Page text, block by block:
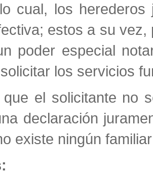
cual, los
estos a su
poder especial
los servicios
el solicitante no
declaración
existe ningún